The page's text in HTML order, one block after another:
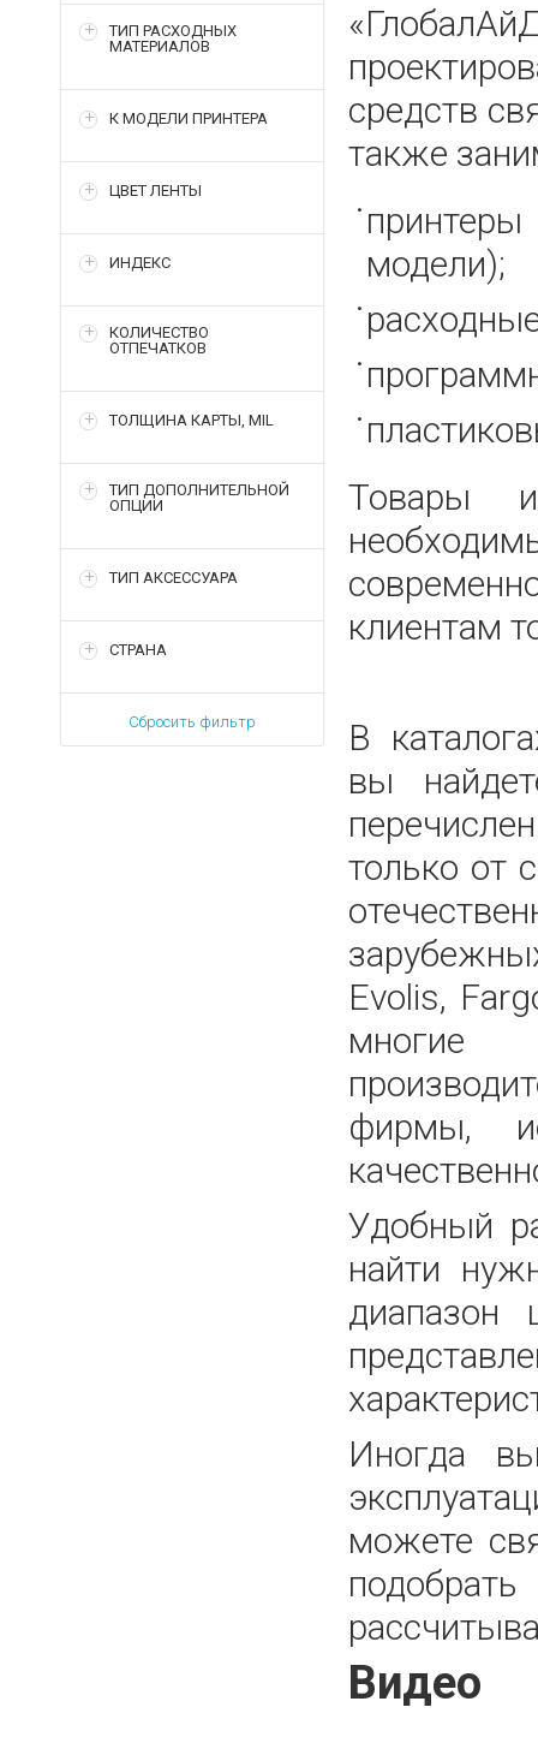
ТИП РАСХОДНЫХ
МАТЕРИАЛОВ
К МОДЕЛИ ПРИНТЕРА
ЦВЕТ ЛЕНТЫ
ИНДЕКС
КОЛИЧЕСТВО
ОТПЕЧАТКОВ
ТОЛЩИНА КАРТЫ, MIL
ТИП ДОПОЛНИТЕЛЬНОЙ
ОПЦИИ
ТИП АКСЕССУАРА
СТРАНА
Сбросить фильтр
средств
также
модели);
Товары
клиентам
В
вы
только от
Evolis,
фирмы,
Удобный
найти
диапазон
Иногда
можете
Видео